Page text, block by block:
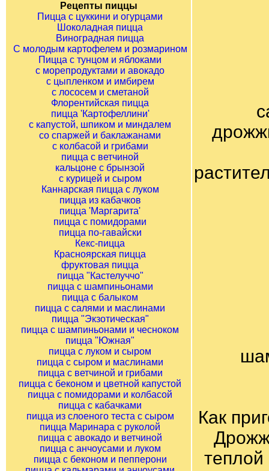
Рецепты пиццы
Пицца с цуккини и огурцами
Шоколадная пицца
Виноградная пицца
С молодым картофелем и розмарином
Пицца с тунцом и яблоками
с морепродуктами и авокадо
с цыпленком и имбирем
с лососем и сметаной
Флорентийская пицца
пицца 'Картофеллини'
с капустой, шпиком и миндалем
со спаржей и баклажанами
с колбасой и грибами
пицца с ветчиной
кальцоне с брынзой
с курицей и сыром
Каннарская пицца с луком
пицца из кабачков
пицца 'Маргарита'
пицца с помидорами
пицца по-гавайски
Кекс-пицца
Красноярская пицца
фруктовая пицца
пицца "Кастелуччо"
пицца с шампиньонами
пицца с балыком
пицца с салями и маслинами
пицца "Экзотическая"
пицца с шампиньонами и чесноком
пицца "Южная"
пицца с луком и сыром
пицца с сыром и маслинами
пицца с ветчиной и грибами
пицца с беконом и цветной капустой
пицца с помидорами и колбасой
пицца с кабачками
пицца из слоеного теста с сыром
пицца Маринара с руколой
пицца с авокадо и ветчиной
пицца с анчоусами и луком
пицца с беконом и пепперони
Как
теплой